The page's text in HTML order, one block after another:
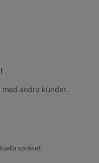
andra kunder.
språket.